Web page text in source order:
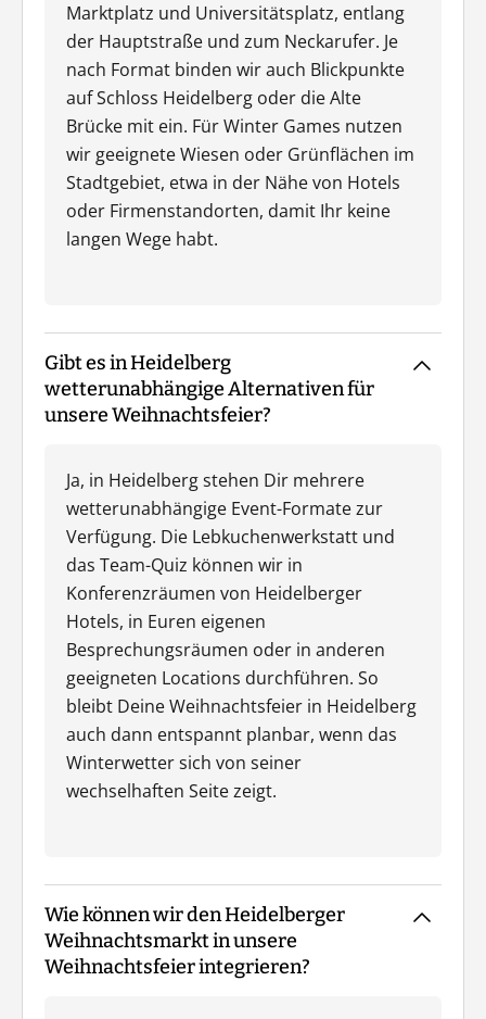
Marktplatz und Universitätsplatz, entlang
der Hauptstraße und zum Neckarufer. Je
nach Format binden wir auch Blickpunkte
auf Schloss Heidelberg oder die Alte
Brücke mit ein. Für Winter Games nutzen
wir geeignete Wiesen oder Grünflächen im
Stadtgebiet, etwa in der Nähe von Hotels
oder Firmenstandorten, damit Ihr keine
langen Wege habt.
Gibt es in Heidelberg
wetterunabhängige Alternativen für
unsere Weihnachtsfeier?
Ja, in Heidelberg stehen Dir mehrere
wetterunabhängige Event-Formate zur
Verfügung. Die Lebkuchenwerkstatt und
das Team-Quiz können wir in
Konferenzräumen von Heidelberger
Hotels, in Euren eigenen
Besprechungsräumen oder in anderen
geeigneten Locations durchführen. So
bleibt Deine Weihnachtsfeier in Heidelberg
auch dann entspannt planbar, wenn das
Winterwetter sich von seiner
wechselhaften Seite zeigt.
Wie können wir den Heidelberger
Weihnachtsmarkt in unsere
Weihnachtsfeier integrieren?